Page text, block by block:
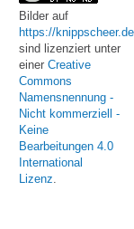
Bilder auf
https://knippscheer.de
sind lizenziert unter
einer Creative
Commons
Namensnennung -
Nicht kommerziell -
Keine
Bearbeitungen 4.0
International
Lizenz.